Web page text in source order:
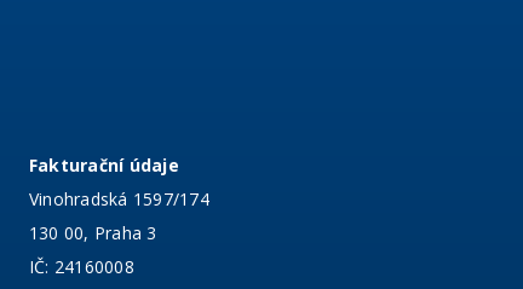
Fakturační údaje
Vinohradská 1597/174
130 00, Praha 3
IČ: 24160008